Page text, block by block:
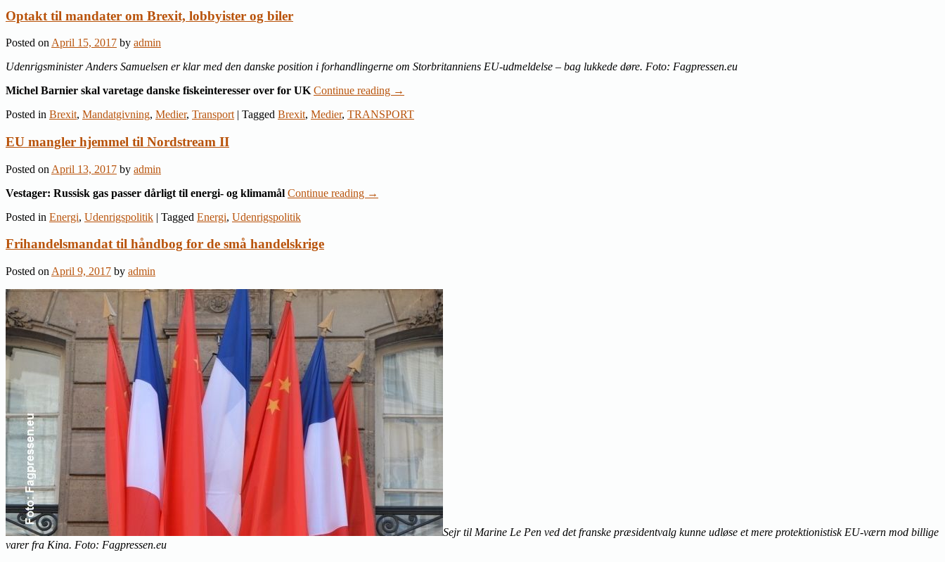
Optakt til mandater om Brexit, lobbyister og biler
Posted on April 15, 2017 by admin
Udenrigsminister Anders Samuelsen er klar med den danske position i forhandlingerne om Storbritanniens EU-udmeldelse – bag lukkede døre. Foto: Fagpressen.eu
Michel Barnier skal varetage danske fiskeinteresser over for UK Continue reading →
Posted in Brexit, Mandatgivning, Medier, Transport | Tagged Brexit, Medier, TRANSPORT
EU mangler hjemmel til Nordstream II
Posted on April 13, 2017 by admin
Vestager: Russisk gas passer dårligt til energi- og klimamål Continue reading →
Posted in Energi, Udenrigspolitik | Tagged Energi, Udenrigspolitik
Frihandelsmandat til håndbog for de små handelskrige
Posted on April 9, 2017 by admin
Sejr til Marine Le Pen ved det franske præsidentvalg kunne udløse et mere protektionistisk EU-værn mod billige
varer fra Kina. Foto: Fagpressen.eu